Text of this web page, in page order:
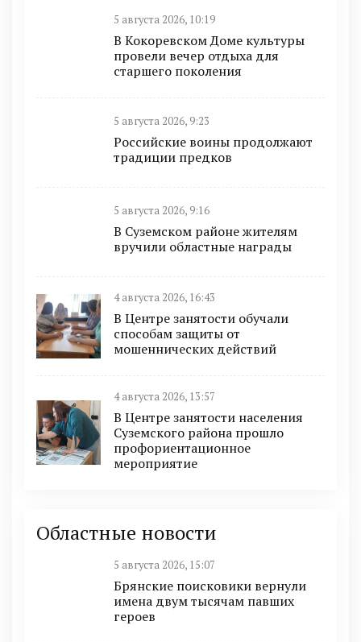
5 августа 2026, 10:19
В Кокоревском Доме культуры
провели вечер отдыха для
старшего поколения
5 августа 2026, 9:23
Российские воины продолжают
традиции предков
5 августа 2026, 9:16
В Суземском районе жителям
вручили областные награды
4 августа 2026, 16:43
В Центре занятости обучали
способам защиты от
мошеннических действий
4 августа 2026, 13:57
В Центре занятости населения
Суземского района прошло
профориентационное
мероприятие
Областные новости
5 августа 2026, 15:07
Брянские поисковики вернули
имена двум тысячам павших
героев